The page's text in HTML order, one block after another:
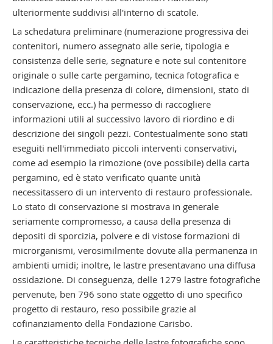
ulteriormente suddivisi all'interno di scatole.
La schedatura preliminare (numerazione progressiva dei
contenitori, numero assegnato alle serie, tipologia e
consistenza delle serie, segnature e note sul contenitore
originale o sulle carte pergamino, tecnica fotografica e
indicazione della presenza di colore, dimensioni, stato di
conservazione, ecc.) ha permesso di raccogliere
informazioni utili al successivo lavoro di riordino e di
descrizione dei singoli pezzi. Contestualmente sono stati
eseguiti nell'immediato piccoli interventi conservativi,
come ad esempio la rimozione (ove possibile) della carta
pergamino, ed è stato verificato quante unità
necessitassero di un intervento di restauro professionale.
Lo stato di conservazione si mostrava in generale
seriamente compromesso, a causa della presenza di
depositi di sporcizia, polvere e di vistose formazioni di
microrganismi, verosimilmente dovute alla permanenza in
ambienti umidi; inoltre, le lastre presentavano una diffusa
ossidazione. Di conseguenza, delle 1279 lastre fotografiche
pervenute, ben 796 sono state oggetto di uno specifico
progetto di restauro, reso possibile grazie al
cofinanziamento della Fondazione Carisbo.